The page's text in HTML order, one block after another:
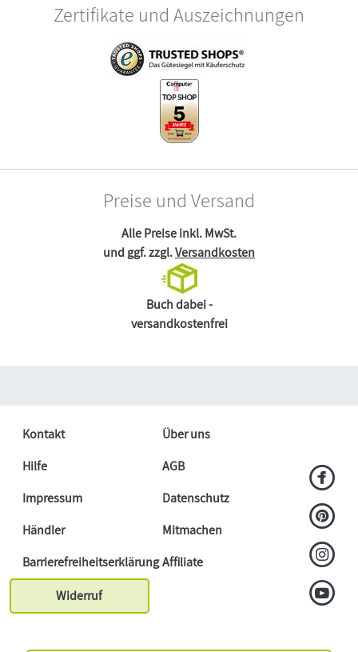
Zertifikate und Auszeichnungen
Preise und Versand
Alle Preise inkl. MwSt.
und ggf. zzgl.Versandkosten
Buch dabei -
versandkostenfrei
Kontakt
Über uns
Hilfe
AGB
Impressum
Datenschutz
Händler
Mitmachen
BarrierefreiheitserklärungAffiliate
Widerruf